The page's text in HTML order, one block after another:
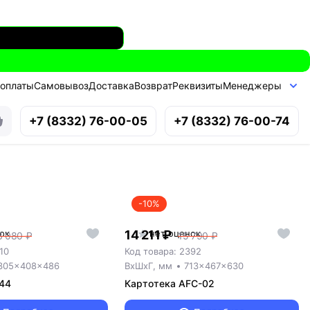
СамовывозДоставкаВозвратРеквизитыМенеджеры
+7 (8332) 76-00-05 +7 (8332) 76-00-74
080 ₽ нет оценок
-10%
14 211 ₽ 15 790 ₽
Код товара: 2392
ВxШxГ, мм
713x467x630
Картотека AFC-02